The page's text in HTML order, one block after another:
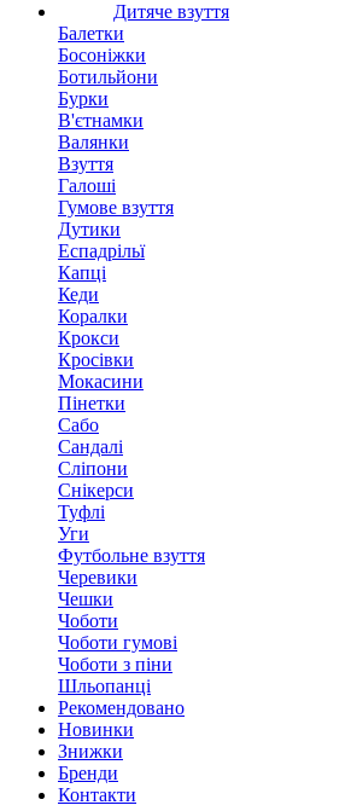
Дитяче взуття
Балетки
Босоніжки
Ботильйони
Бурки
В'єтнамки
Валянки
Взуття
Галоші
Гумове взуття
Дутики
Еспадрільї
Капці
Кеди
Коралки
Крокси
Кросівки
Мокасини
Пінетки
Сабо
Сандалі
Сліпони
Снікерси
Туфлі
Уги
Футбольне взуття
Черевики
Чешки
Чоботи
Чоботи гумові
Чоботи з піни
Шльопанці
Рекомендовано
Новинки
Знижки
Бренди
Контакти